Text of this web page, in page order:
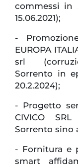
commessi in
15.06.2021);
-
EUROPA
srl
Sorrento in
20.2.2024);
- Progetto
CIVICO
Sorrento sino
- Fornitura e
smart